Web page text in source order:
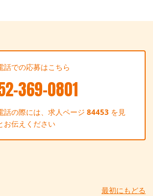
話での応募はこちら
369-0801
話の際には、求人ページ84453 を見
お伝えください
最初にもどる